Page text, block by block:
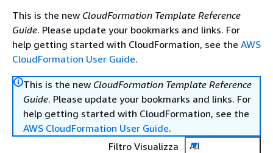
This is the new CloudFormation Template Reference
Guide. Please update your bookmarks and links. For
help getting started with CloudFormation, see the AWS
CloudFormation User Guide.
This is the new CloudFormation Template Reference
Guide. Please update your bookmarks and links. For
help getting started with CloudFormation, see the
AWS CloudFormation User Guide.
Filtro Visualizza
All